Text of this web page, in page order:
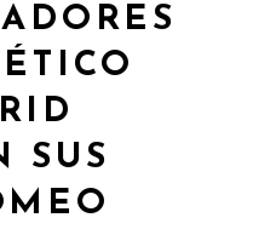
SUS